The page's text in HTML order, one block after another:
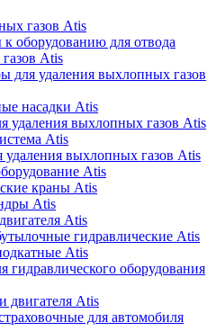
газов Atis
к оборудованию для отвода
Atis
для удаления выхлопных газов
насадки Atis
удаления выхлопных газов Atis
Atis
выхлопных газов Atis
Atis
краны Atis
Atis
Atis
гидравлические Atis
Atis
гидравлического оборудования
двигателя Atis
для автомобиля